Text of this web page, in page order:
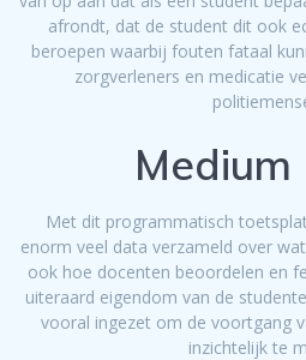
afrondt, dat de student dit ook
beroepen waarbij fouten fataal
zorgverleners en medicatie
Met dit programmatisch
enorm veel data verzameld over
ook hoe docenten beoordelen en
uiteraard eigendom van de
vooral ingezet om de voortgang
inzichtelijk te